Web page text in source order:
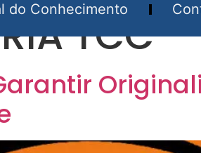
do Conhecimento
TCC